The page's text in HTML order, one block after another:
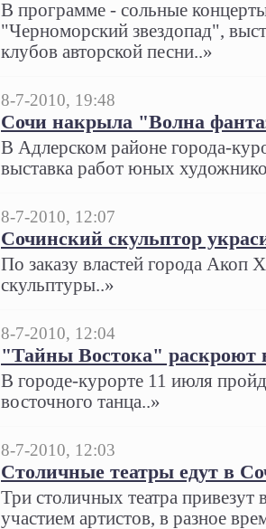
В программе - сольные
"Черноморский звездопад",
клубов авторской песни..»
8-7-2010, 19:48
Сочи накрыла "Волна
В Адлерском районе города-
выставка работ юных
8-7-2010, 12:07
Сочинский скульптор
По заказу властей города Акоп
скульптуры..»
8-7-2010, 12:04
"Тайны Востока" раскроют
В городе-курорте 11 июля
восточного танца..»
8-7-2010, 12:03
Столичные театры едут в
Три столичных театра привезут
участием артистов, в разное